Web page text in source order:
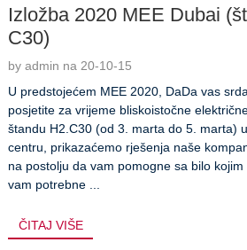
Izložba 2020 MEE Dubai
C30)
by admin na 20-10-15
U predstojećem MEE 2020, DaDa vas
posjetite za vrijeme bliskoistočne
štandu H2.C30 (od 3. marta do 5. marta)
centru, prikazaćemo rješenja naše
na postolju da vam pomogne sa bilo
vam potrebne ...
ČITAJ VIŠE